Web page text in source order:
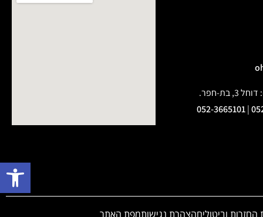
חפר.
|
052-3665101
החזרות וביטוליםהצהרת נגישותמפת האתר